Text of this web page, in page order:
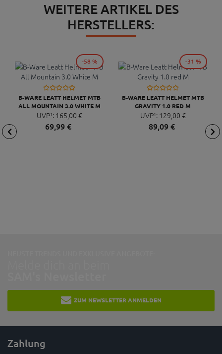
WEITERE ARTIKEL DES
HERSTELLERS:
B-WARE LEATT HELMET MTB
ALL MOUNTAIN 3.0 WHITE M
UVP¹: 165,00 €
69,99 €
-58 %
B-WARE LEATT HELMET MTB
GRAVITY 1.0 RED M
UVP¹: 129,00 €
89,09 €
-31 %
ZUM NEWSLETTER ANMELDEN
Zahlung